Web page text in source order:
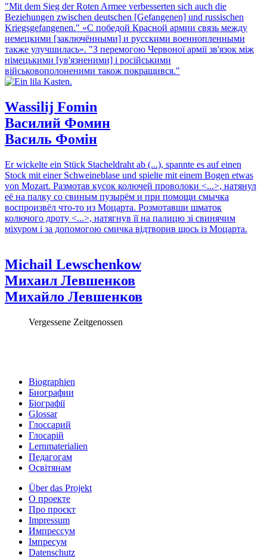
"Mit dem Sieg der Roten Armee verbesserten sich auch die
Beziehungen zwischen deutschen [Gefangenen] und russischen
Kriegsgefangenen." «С победой Красной армии связь между
немецкими [заключёнными] и русскими военнопленными
также улучшилась». "З перемогою Червоної армії зв'язок між
німецькими [ув'язненими] і російськими
військовополоненими також покращився."
Wassilij Fomin
Василий Фомин
Василь Фомін
Er wickelte ein Stück Stacheldraht ab (...), spannte es auf einen
Stock mit einer Schweineblase und spielte mit einem Bogen etwas
von Mozart. Размотав кусок колючей проволоки <...>, натянул
её на палку со свиным пузырём и при помощи смычка
воспроизвёл что-то из Моцарта. Розмотавши шматок
колючого дроту <...>, натягнув її на палицю зі свинячим
міхуром і за допомогою смичка відтворив щось із Моцарта.
Michail Lewschenkow
Михаил Левшенков
Михайло Левшенков
Vergessene Zeitgenossen
Biographien
Биографии
Біографії
Glossar
Глоссарий
Глосарій
Lernmaterialien
Педагогам
Освітянам
Über das Projekt
О проекте
Про проєкт
Impressum
Импрессум
Iмпресум
Datenschutz